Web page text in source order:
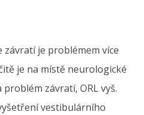
je problémem více
je na místě neurologické
závratí, ORL vyš.
vestibulárního